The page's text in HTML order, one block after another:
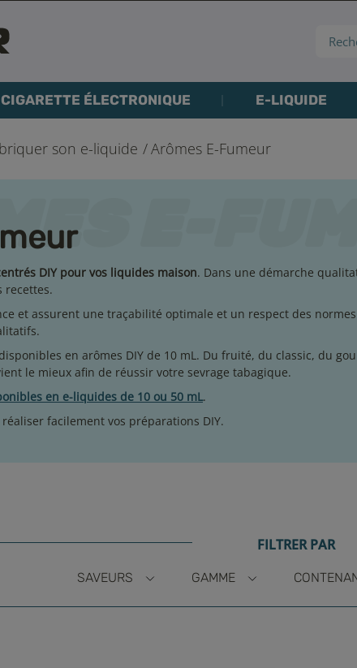
CIGARETTE ÉLECTRONIQUE E-LIQUIDE
son e-liquide Arômes E-Fumeur
DIY pour vos liquides maison. Dans une démarche
recettes.
et assurent une traçabilité optimale et un respect des
en arômes DIY de 10 mL. Du fruité, du classic, du
le mieux afin de réussir votre sevrage tabagique.
en e-liquides de 10 ou 50 mL.
facilement vos préparations DIY.
FILTRER PAR
SAVEURS GAMME